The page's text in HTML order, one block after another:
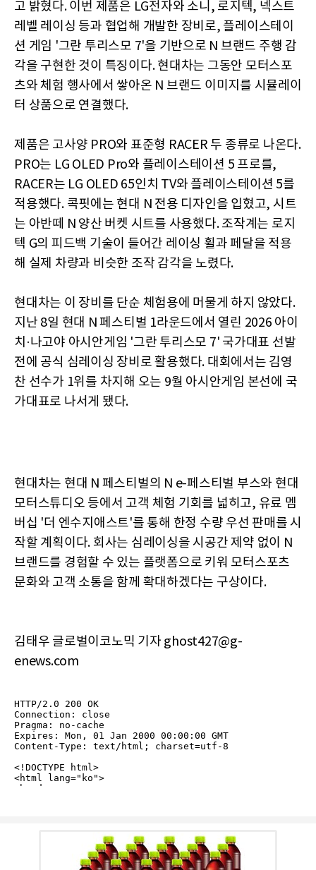
고 밝혔다. 이번 제품은 LG전자와 소니, 로지텍, 넥스트
레벨 레이싱 등과 협업해 개발한 장비로, 플레이스테이
션 게임 '그란 투리스모 7'을 기반으로 N 브랜드 주행 감
각을 구현한 것이 특징이다. 현대차는 그동안 모터스포
츠와 체험 행사에서 쌓아온 N 브랜드 이미지를 시뮬레이
터 상품으로 연결했다.
제품은 고사양 PRO와 표준형 RACER 두 종류로 나온다.
PRO는 LG OLED Pro와 플레이스테이션 5 프로를,
RACER는 LG OLED 65인치 TV와 플레이스테이션 5를
적용했다. 콕핏에는 현대 N 전용 디자인을 입혔고, 시트
는 아반떼 N 양산 버켓 시트를 사용했다. 조작계는 로지
텍 G의 피드백 기술이 들어간 레이싱 휠과 페달을 적용
해 실제 차량과 비슷한 조작 감각을 노렸다.
현대차는 이 장비를 단순 체험용에 머물게 하지 않았다.
지난 8일 현대 N 페스티벌 1라운드에서 열린 2026 아이
치·나고야 아시안게임 '그란 투리스모 7' 국가대표 선발
전에 공식 심레이싱 장비로 활용했다. 대회에서는 김영
찬 선수가 1위를 차지해 오는 9월 아시안게임 본선에 국
가대표로 나서게 됐다.
현대차는 현대 N 페스티벌의 N e-페스티벌 부스와 현대
모터스튜디오 등에서 고객 체험 기회를 넓히고, 유료 멤
버십 '더 엔수지애스트'를 통해 한정 수량 우선 판매를 시
작할 계획이다. 회사는 심레이싱을 시공간 제약 없이 N
브랜드를 경험할 수 있는 플랫폼으로 키워 모터스포츠
문화와 고객 소통을 함께 확대하겠다는 구상이다.
김태우 글로벌이코노믹 기자 ghost427@g-
enews.com